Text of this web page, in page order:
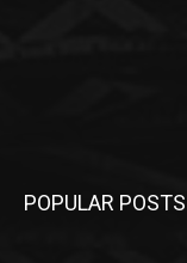
POPULAR POSTS